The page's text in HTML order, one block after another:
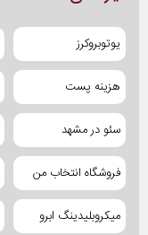
یوتوبروکرز
هزینه پست
سئو در مشهد
فروشگاه انتخاب من
میکروبلیدینگ ابرو